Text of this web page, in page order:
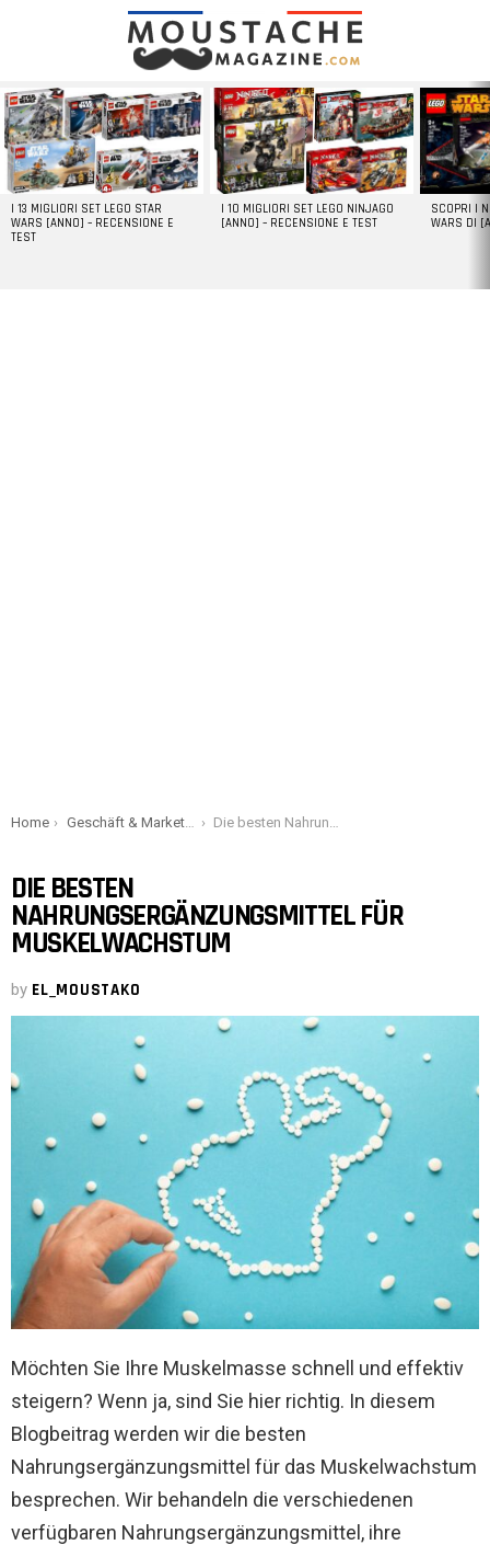
LATEST
STORIES
I 13 MIGLIORI SET LEGO STAR
WARS [ANNO] – RECENSIONE E
TEST
I 10 MIGLIORI SET LEGO NINJAGO
[ANNO] – RECENSIONE E TEST
SCOPRI I
WARS DI
You are here:
Home Geschäft & Marketing Die besten Nahrungsergänzungsmittel für Muskelwachstum
DIE BESTEN
NAHRUNGSERGÄNZUNGSMITTEL FÜR
MUSKELWACHSTUM
by EL_MOUSTAKO
Möchten Sie Ihre Muskelmasse schnell und effektiv
steigern? Wenn ja, sind Sie hier richtig. In diesem
Blogbeitrag werden wir die besten
Nahrungsergänzungsmittel für das Muskelwachstum
besprechen. Wir behandeln die verschiedenen
verfügbaren Nahrungsergänzungsmittel, ihre